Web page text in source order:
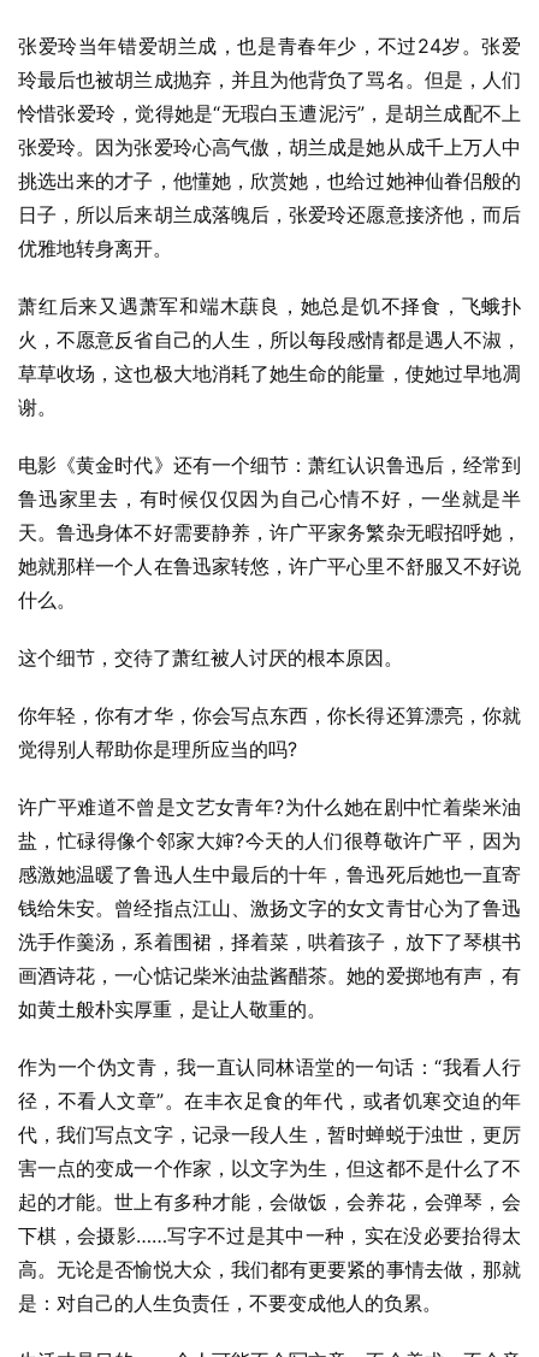
张爱玲当年错爱胡兰成，也是青春年少，不过24岁。张爱
玲最后也被胡兰成抛弃，并且为他背负了骂名。但是，人们
怜惜张爱玲，觉得她是“无瑕白玉遭泥污”，是胡兰成配不上
张爱玲。因为张爱玲心高气傲，胡兰成是她从成千上万人中
挑选出来的才子，他懂她，欣赏她，也给过她神仙眷侣般的
日子，所以后来胡兰成落魄后，张爱玲还愿意接济他，而后
优雅地转身离开。
萧红后来又遇萧军和端木蕻良，她总是饥不择食，飞蛾扑
火，不愿意反省自己的人生，所以每段感情都是遇人不淑，
草草收场，这也极大地消耗了她生命的能量，使她过早地凋
谢。
电影《黄金时代》还有一个细节：萧红认识鲁迅后，经常到
鲁迅家里去，有时候仅仅因为自己心情不好，一坐就是半
天。鲁迅身体不好需要静养，许广平家务繁杂无暇招呼她，
她就那样一个人在鲁迅家转悠，许广平心里不舒服又不好说
什么。
这个细节，交待了萧红被人讨厌的根本原因。
你年轻，你有才华，你会写点东西，你长得还算漂亮，你就
觉得别人帮助你是理所应当的吗?
许广平难道不曾是文艺女青年?为什么她在剧中忙着柴米油
盐，忙碌得像个邻家大婶?今天的人们很尊敬许广平，因为
感激她温暖了鲁迅人生中最后的十年，鲁迅死后她也一直寄
钱给朱安。曾经指点江山、激扬文字的女文青甘心为了鲁迅
洗手作羹汤，系着围裙，择着菜，哄着孩子，放下了琴棋书
画酒诗花，一心惦记柴米油盐酱醋茶。她的爱掷地有声，有
如黄土般朴实厚重，是让人敬重的。
作为一个伪文青，我一直认同林语堂的一句话：“我看人行
径，不看人文章”。在丰衣足食的年代，或者饥寒交迫的年
代，我们写点文字，记录一段人生，暂时蝉蜕于浊世，更厉
害一点的变成一个作家，以文字为生，但这都不是什么了不
起的才能。世上有多种才能，会做饭，会养花，会弹琴，会
下棋，会摄影……写字不过是其中一种，实在没必要抬得太
高。无论是否愉悦大众，我们都有更要紧的事情去做，那就
是：对自己的人生负责任，不要变成他人的负累。